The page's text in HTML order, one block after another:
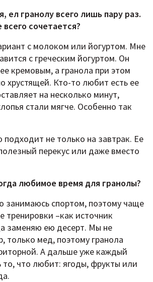
ел гранолу всего лишь пару раз.
сочетается?
с молоком или йогуртом. Мне
с греческим йогуртом. Он
кремовым, а гранола при этом
хрустящей. Кто-то любит есть ее
на несколько минут,
стали мягче. Особенно так
подходит не только на завтрак. Ее
перекус или даже вместо
любимое время для гранолы?
занимаюсь спортом, поэтому чаще
тренировки –как источник
заменяю ею десерт. Мы не
только мед, поэтому гранола
А дальше уже каждый
что любит: ягоды, фрукты или